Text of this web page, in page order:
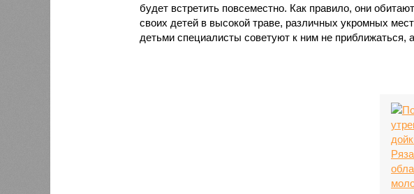
будет встретить повсеместно. Как правило, они
своих детей в высокой траве, различных укромных
детьми специалисты советуют к ним не приближаться,